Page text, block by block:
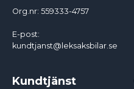
Org.nr: 559333-4757
E-post:
kundtjanst@leksaksbilar.se
Kundtjänst